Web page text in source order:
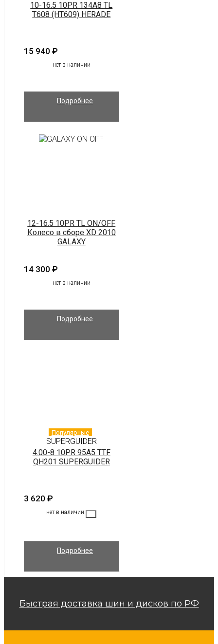
10-16.5 10PR 134A8 TL
T608 (HT609) HERADE
15 940 ₽
нет в наличии
Подробнее
12-16.5 10PR TL ON/OFF
Колесо в сборе XD 2010
GALAXY
14 300 ₽
нет в наличии
Подробнее
Популярные
SUPERGUIDER
4.00-8 10PR 95A5 TTF
QH201 SUPERGUIDER
3 620 ₽
нет в наличии
Подробнее
Быстрая доставка шин и дисков по РФ